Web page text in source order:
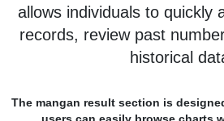
allows individuals to quickly
records, review past
historical
The mangan result section is